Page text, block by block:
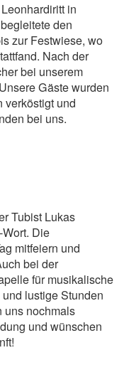
in
den
zur Festwiese, wo
Nach der
bei unserem
Gäste wurden
verköstigt und
bei uns.
Tubist Lukas
Die
mitfeiern und
bei der
für musikalische
lustige Stunden
uns nochmals
und wünschen